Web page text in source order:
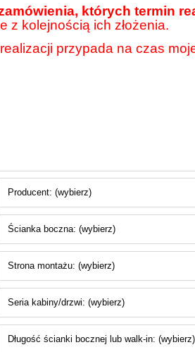
których termin
z kolejnością ich złożenia.
przypada na czas
Producent: (wybierz)
Ścianka boczna: (wybierz)
Strona montażu: (wybierz)
Seria kabiny/drzwi: (wybierz)
Długość ścianki bocznej lub walk-in: (wybierz)